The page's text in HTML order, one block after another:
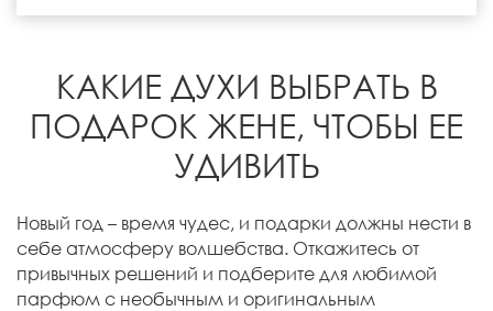
КАКИЕ ДУХИ ВЫБРАТЬ В
ПОДАРОК ЖЕНЕ, ЧТОБЫ ЕЕ
УДИВИТЬ
Новый год – время чудес, и подарки должны нести в
себе атмосферу волшебства. Откажитесь от
привычных решений и подберите для любимой
парфюм с необычным и оригинальным